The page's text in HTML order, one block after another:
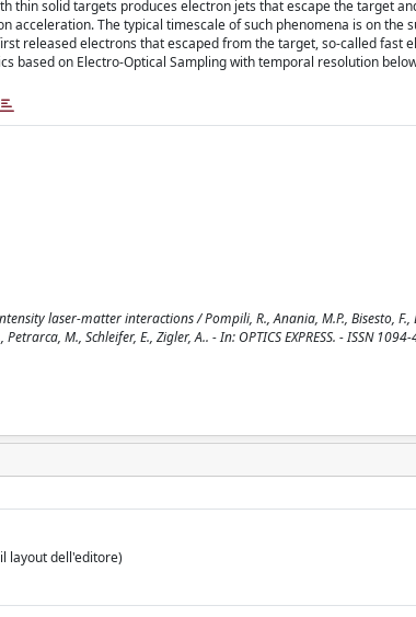
thin solid targets produces electron jets that escape the target
acceleration. The typical timescale of such phenomena is on the
released electrons that escaped from the target, so-called fast
based on Electro-Optical Sampling with temporal resolution
laser-matter interactions / Pompili, R., Anania, M.P., Bisesto,
M., Schleifer, E., Zigler, A.. - In: OPTICS EXPRESS. - ISSN
layout dell'editore)